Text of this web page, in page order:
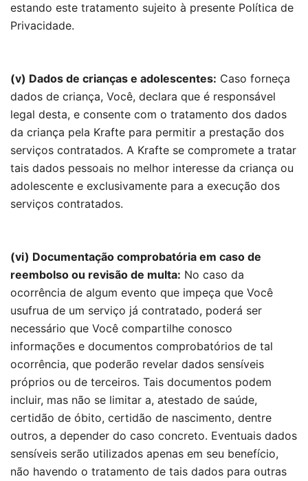
estando este tratamento sujeito à presente Política de
Privacidade.
(v) Dados de crianças e adolescentes: Caso forneça
dados de criança, Você, declara que é responsável
legal desta, e consente com o tratamento dos dados
da criança pela Krafte para permitir a prestação dos
serviços contratados. A Krafte se compromete a tratar
tais dados pessoais no melhor interesse da criança ou
adolescente e exclusivamente para a execução dos
serviços contratados.
(vi) Documentação comprobatória em caso de
reembolso ou revisão de multa: No caso da
ocorrência de algum evento que impeça que Você
usufrua de um serviço já contratado, poderá ser
necessário que Você compartilhe conosco
informações e documentos comprobatórios de tal
ocorrência, que poderão revelar dados sensíveis
próprios ou de terceiros. Tais documentos podem
incluir, mas não se limitar a, atestado de saúde,
certidão de óbito, certidão de nascimento, dentre
outros, a depender do caso concreto. Eventuais dados
sensíveis serão utilizados apenas em seu benefício,
não havendo o tratamento de tais dados para outras